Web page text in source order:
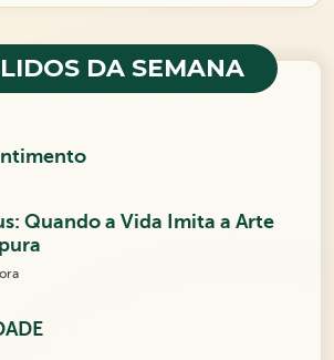
DA SEMANA
Quando a Vida Imita a Arte